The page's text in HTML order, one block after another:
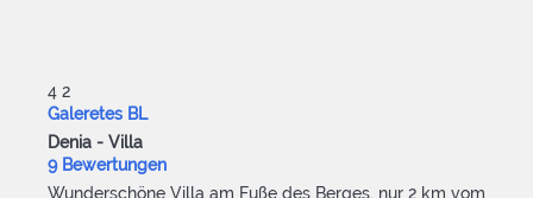
4 2
Galeretes BL
Denia - Villa
9 Bewertungen
Wunderschöne Villa am Fuße des Berges, nur 2 km vom